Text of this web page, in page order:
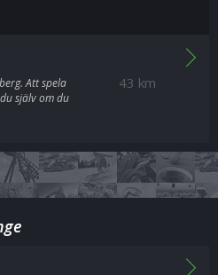
43 km
Att spela
själv om du